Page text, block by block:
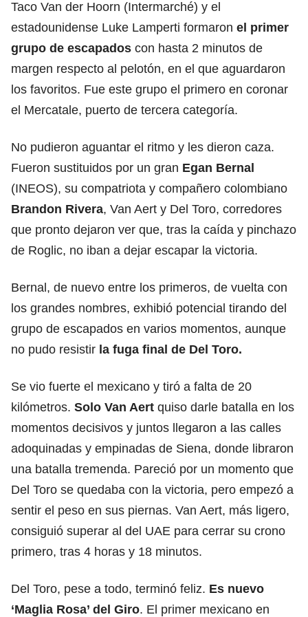
Taco Van der Hoorn (Intermarché) y el
estadounidense Luke Lamperti formaron el primer
grupo de escapados con hasta 2 minutos de
margen respecto al pelotón, en el que aguardaron
los favoritos. Fue este grupo el primero en coronar
el Mercatale, puerto de tercera categoría.
No pudieron aguantar el ritmo y les dieron caza.
Fueron sustituidos por un gran Egan Bernal
(INEOS), su compatriota y compañero colombiano
Brandon Rivera, Van Aert y Del Toro, corredores
que pronto dejaron ver que, tras la caída y pinchazo
de Roglic, no iban a dejar escapar la victoria.
Bernal, de nuevo entre los primeros, de vuelta con
los grandes nombres, exhibió potencial tirando del
grupo de escapados en varios momentos, aunque
no pudo resistir la fuga final de Del Toro.
Se vio fuerte el mexicano y tiró a falta de 20
kilómetros. Solo Van Aert quiso darle batalla en los
momentos decisivos y juntos llegaron a las calles
adoquinadas y empinadas de Siena, donde libraron
una batalla tremenda. Pareció por un momento que
Del Toro se quedaba con la victoria, pero empezó a
sentir el peso en sus piernas. Van Aert, más ligero,
consiguió superar al del UAE para cerrar su crono
primero, tras 4 horas y 18 minutos.
Del Toro, pese a todo, terminó feliz. Es nuevo
‘Maglia Rosa’ del Giro. El primer mexicano en